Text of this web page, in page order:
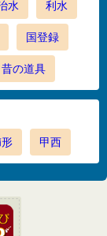
水 利水
国登録
昔の道具
甲西